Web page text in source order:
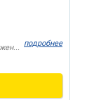
подробнее